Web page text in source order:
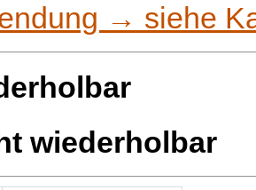
→ siehe
wiederholbar